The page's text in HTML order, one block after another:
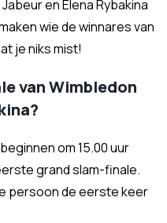
en Elena Rybakina
wie de winnares van
je niks mist!
van Wimbledon
om 15.00 uur
grand slam-finale.
persoon de eerste keer